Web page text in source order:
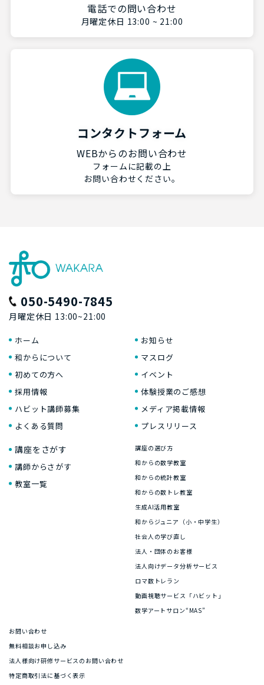
電話での問い合わせ
月曜定休日 13:00 ~ 21:00
コンタクトフォーム
WEBからのお問い合わせ
フォームに記載の上
お問い合わせください。
050-5490-7845
月曜定休日 13:00~21:00
ホーム
和からについて
初めての方へ
採用情報
ハビット講師募集
よくある質問
お知らせ
マスログ
イベント
体験授業のご感想
メディア掲載情報
プレスリリース
講座をさがす
講師からさがす
教室一覧
講座の選び方
和からの数学教室
和からの統計教室
和からの数トレ教室
生成AI活用教室
和からジュニア（小・中学生）
社会人の学び直し
法人・団体のお客様
法人向けデータ分析サービス
ロマ数トレラン
動画視聴サービス「ハビット」
数学アートサロン“MAS”
お問い合わせ
無料相談お申し込み
法人様向け研修サービスのお問い合わせ
特定商取引法に基づく表示